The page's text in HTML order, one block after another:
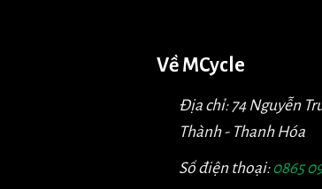
Về MCycle
Địa chỉ: 74 Nguyễn
Thành - Thanh Hóa
Số điện thoại: 0865